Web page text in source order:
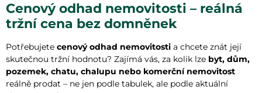
Cenový odhad nemovitosti – reálná
tržní cena bez domněnek
Potřebujete cenový odhad nemovitosti a chcete znát její
skutečnou tržní hodnotu? Zajímá vás, za kolik lze byt, dům,
pozemek, chatu, chalupu nebo komerční nemovitost
reálně prodat – ne jen podle tabulek, ale podle aktuální